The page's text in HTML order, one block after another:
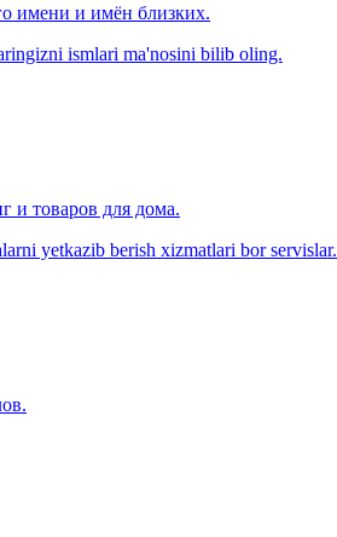
имени и имён близких.
ismlari ma'nosini bilib oling.
и товаров для дома.
yetkazib berish xizmatlari bor servislar.